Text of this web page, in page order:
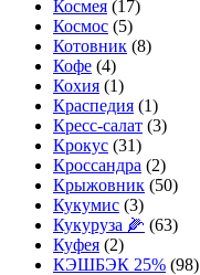
Космея (17)
Космос (5)
Котовник (8)
Кофе (4)
Кохия (1)
Краспедия (1)
Кресс-салат (3)
Крокус (31)
Кроссандра (2)
Крыжовник (50)
Кукумис (3)
Кукуруза 🌽 (63)
Куфея (2)
КЭШБЭК 25% (98)